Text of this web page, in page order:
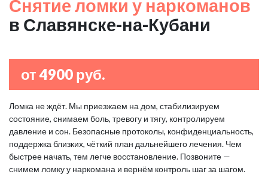
Снятие ломки у наркоманов
в Славянске-на-Кубани
от 4900 руб.
Ломка не ждёт. Мы приезжаем на дом, стабилизируем
состояние, снимаем боль, тревогу и тягу, контролируем
давление и сон. Безопасные протоколы, конфиденциальность,
поддержка близких, чёткий план дальнейшего лечения. Чем
быстрее начать, тем легче восстановление. Позвоните —
снимем ломку у наркомана и вернём контроль шаг за шагом.